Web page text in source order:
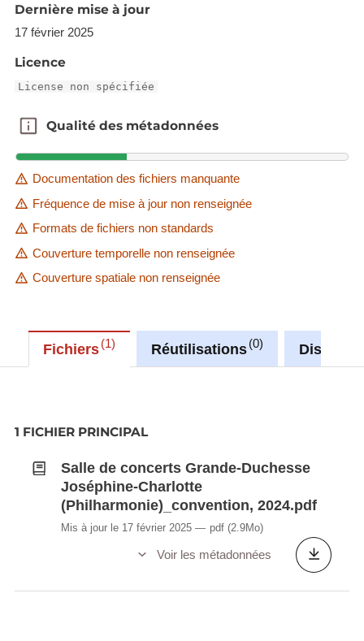
Dernière mise à jour
17 février 2025
Licence
License non spécifiée
Qualité des métadonnées
Qualité des métadonnées
Documentation des fichiers manquante
Fréquence de mise à jour non renseignée
Formats de fichiers non standards
Couverture temporelle non renseignée
Couverture spatiale non renseignée
Fichiers 1 Réutilisations 0
1 FICHIER PRINCIPAL
Salle de concerts Grande-Duchesse
Joséphine-Charlotte
(Philharmonie)_convention, 2024.pdf
Mis à jour le 17 février 2025 pdf (2.9Mo)
Voir les métadonnées